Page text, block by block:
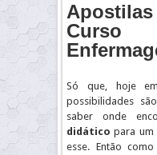
Curso
Só que, hoje
possibilidades
saber onde
didático para um
esse. Então